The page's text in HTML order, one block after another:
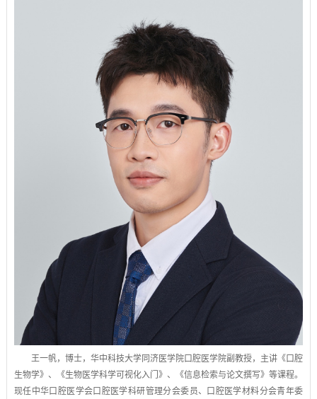
王一帆，博士，华中科技大学同济医学院口腔医学院副教授，主讲《口腔
生物学》、《生物医学科学可视化入门》、《信息检索与论文撰写》等课程。
现任中华口腔医学会口腔医学科研管理分会委员、口腔医学材料分会青年委